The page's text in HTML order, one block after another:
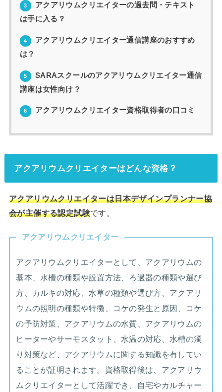
3
アクアリウムクリエイターの過去問・テキスト
は手に入る？
4
アクアリウムクリエイター通信講座のおすすめ
は？
5
SARAスクールのアクアリウムクリエイター通信
講座は女性向け？
6 アクアリウムクリエイター資格取得者の口コミ
アクアリウムクリエイターはどんな資格？
アクアリウムクリエイターは日本デザインプランナー協
会が主催する認定試験です。
アクアリウムクリエイター
アクアリウムクリエイターとして、アクアリウムの
基本、水槽の種類や設置方法、ろ過器の種類や選び
方、カルキの対応、水草の種類や選び方、アクアリ
ウムの照明の種類や特徴、コケの発生と原因、コケ
の予防対策、アクアリウムの水質、アクアリウムの
ヒーターやサーモスタット、水温の対応、水槽の濁
り対策など、アクアリウムに関する知識を有してい
ることが証明されます。資格取得後は、アクアリウ
ムクリエイターとして活躍でき、自宅やカルチャー